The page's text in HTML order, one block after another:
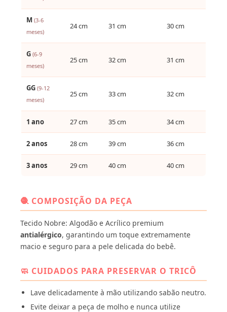
M (3-6
meses)
24 cm 31 cm 30 cm
G (6-9
meses)
25 cm 32 cm 31 cm
GG (9-12
meses)
25 cm 33 cm 32 cm
1 ano 27 cm 35 cm 34 cm
2 anos 28 cm 39 cm 36 cm
3 anos 29 cm 40 cm 40 cm
🧶 COMPOSIÇÃO DA PEÇA
Tecido Nobre: Algodão e Acrílico premium
antialérgico, garantindo um toque extremamente
macio e seguro para a pele delicada do bebê.
🧼 CUIDADOS PARA PRESERVAR O TRICÔ
Lave delicadamente à mão utilizando sabão neutro.
Evite deixar a peça de molho e nunca utilize